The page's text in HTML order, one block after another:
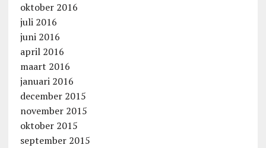
oktober 2016
juli 2016
juni 2016
april 2016
maart 2016
januari 2016
december 2015
november 2015
oktober 2015
september 2015